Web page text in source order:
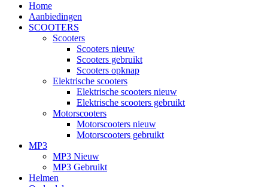
Home
Aanbiedingen
SCOOTERS
Scooters
Scooters nieuw
Scooters gebruikt
Scooters opknap
Elektrische scooters
Elektrische scooters nieuw
Elektrische scooters gebruikt
Motorscooters
Motorscooters nieuw
Motorscooters gebruikt
MP3
MP3 Nieuw
MP3 Gebruikt
Helmen